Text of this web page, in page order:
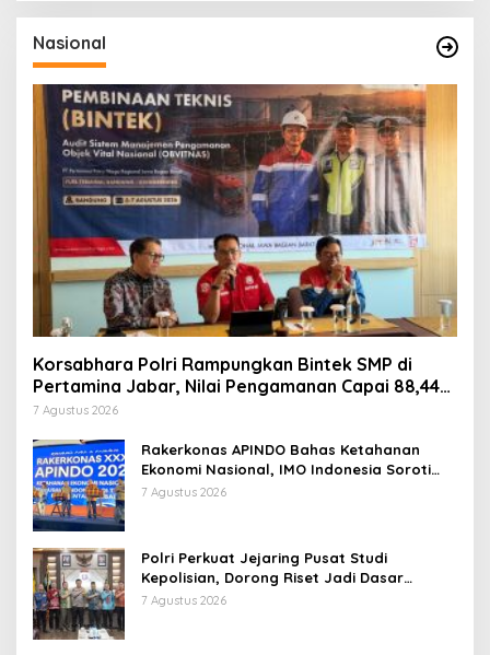
Nasional
Korsabhara Polri Rampungkan Bintek SMP di
Pertamina Jabar, Nilai Pengamanan Capai 88,44
Persen
7 Agustus 2026
Rakerkonas APINDO Bahas Ketahanan
Ekonomi Nasional, IMO Indonesia Soroti
Pentingnya Kolaborasi Lintas Sektor
7 Agustus 2026
Polri Perkuat Jejaring Pusat Studi
Kepolisian, Dorong Riset Jadi Dasar
Kebijakan dan Inovasi
7 Agustus 2026